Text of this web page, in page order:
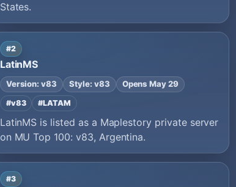
States.
#2
LatinMS
Version: v83 Style: v83 Opens May 29
#v83 #LATAM
LatinMS is listed as a Maplestory private server
on MU Top 100: v83, Argentina.
#3